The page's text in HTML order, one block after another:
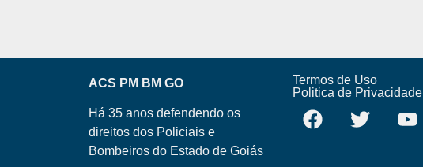
ACS PM BM GO
Há 35 anos defendendo os
direitos dos Policiais e
Bombeiros do Estado de Goiás
Termos de Uso
Politica de Privacidade